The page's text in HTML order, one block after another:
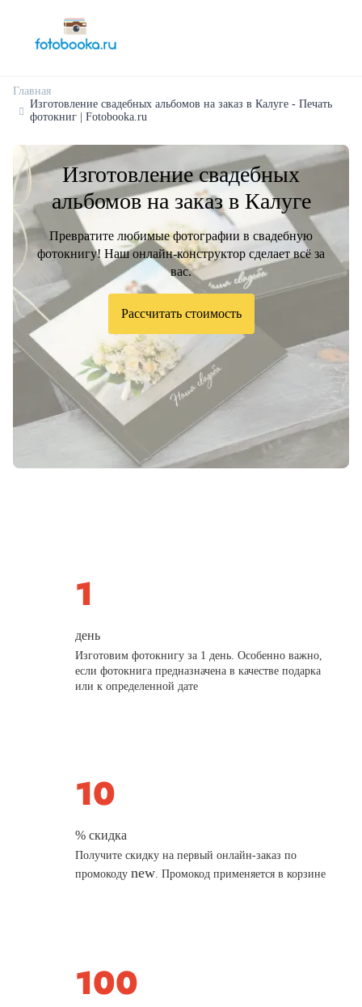
Главная
Изготовление свадебных альбомов на заказ в Калуге - Печать
фотокниг | Fotobooka.ru
Изготовление свадебных
альбомов на заказ в Калуге
Превратите любимые фотографии в свадебную
фотокнигу! Наш онлайн-конструктор сделает всё за
вас.
Рассчитать стоимость
день
Изготовим фотокнигу за 1 день. Особенно важно,
если фотокнига предназначена в качестве подарка
или к определенной дате
% скидка
Получите скидку на первый онлайн-заказ по
промокодуnew. Промокод применяется в корзине